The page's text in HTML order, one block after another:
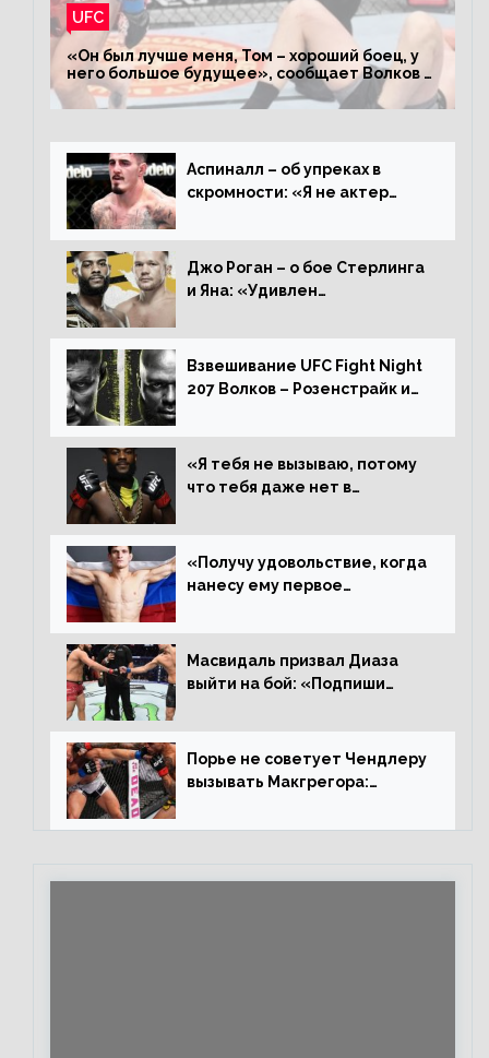
UFC
«Он был лучше меня, Том – хороший боец, у
него большое будущее», сообщает Волков –
о поражении Аспиналлу
Аспиналл – об упреках в
скромности: «Я не актер
дерьмо»
Джо Роган – о бое Стерлинга
и Яна: «Удивлен
Алджамейн определенно
выиграл»
Взвешивание UFC Fight Night
207 Волков – Розенстрайк и
«Я тебя не вызываю, потому
что тебя даже нет в
пауза», сообщает Стерлинг
ответил Сехудо
«Получу удовольствие, когда
нанесу ему первое
Иге – про бой с Евлоевым
Масвидаль призвал Диаза
выйти на бой: «Подпиши
повторим»
Порье не советует Чендлеру
вызывать Макгрегора:
каждом бою, а Конор умеет